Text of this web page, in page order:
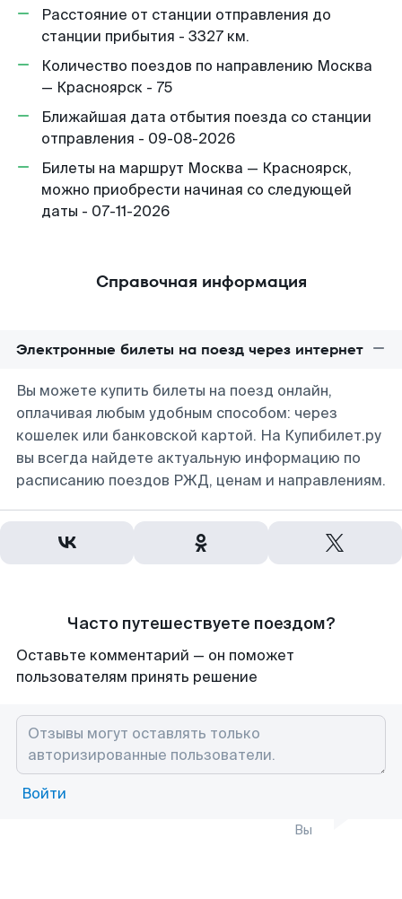
Расстояние от станции отправления до
станции прибытия - 3327 км.
Количество поездов по направлению Москва
— Красноярск - 75
Ближайшая дата отбытия поезда со станции
отправления - 09-08-2026
Билеты на маршрут Москва — Красноярск,
можно приобрести начиная со следующей
даты - 07-11-2026
Справочная информация
Электронные билеты на поезд через интернет
Вы можете купить билеты на поезд онлайн,
оплачивая любым удобным способом: через
кошелек или банковской картой. На Купибилет.ру
вы всегда найдете актуальную информацию по
расписанию поездов РЖД, ценам и направлениям.
Часто путешествуете поездом?
Оставьте комментарий — он поможет
пользователям принять решение
Войти
Вы